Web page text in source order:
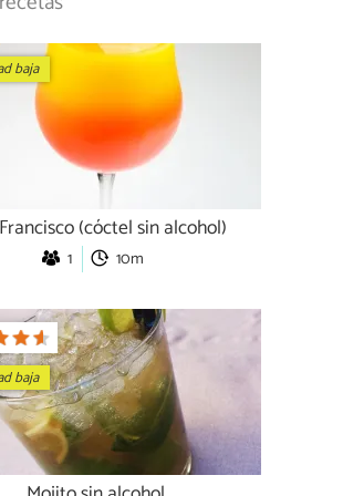
baja
(cóctel sin alcohol)
1 10m
baja